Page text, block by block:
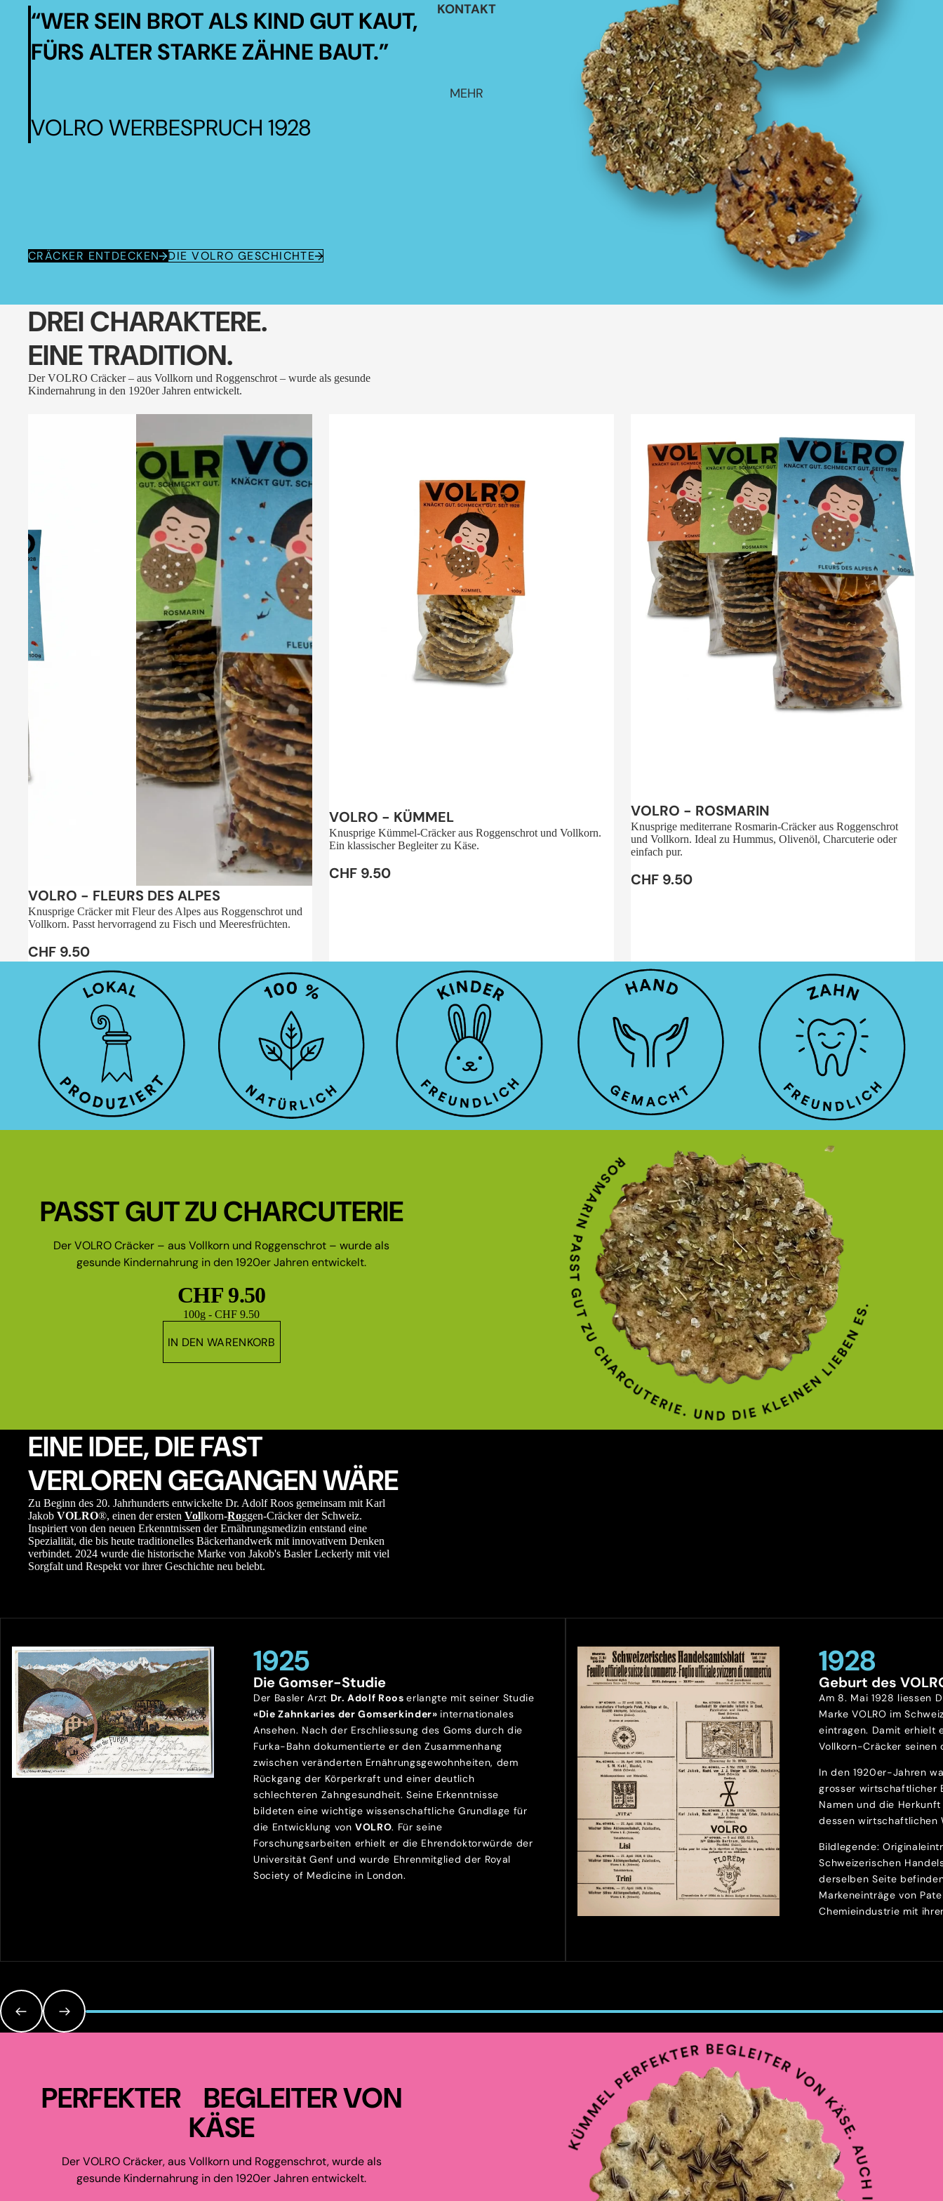
KONTAKT
MEHR
“WER SEIN BROT ALS KIND GUT KAUT,
FÜRS ALTER STARKE ZÄHNE BAUT.”
VOLRO WERBESPRUCH 1928
CRÄCKER ENTDECKEN DIE VOLRO GESCHICHTE
DREI CHARAKTERE.
EINE TRADITION.
Der VOLRO Cräcker – aus Vollkorn und Roggenschrot – wurde als gesunde
Kindernahrung in den 1920er Jahren entwickelt.
Sale
VOLRO - FLEURS DES ALPES
Knusprige Cräcker mit Fleur des Alpes aus Roggenschrot und
Vollkorn. Passt hervorragend zu Fisch und Meeresfrüchten.
CHF 9.50
VOLRO - KÜMMEL
Knusprige Kümmel-Cräcker aus Roggenschrot und Vollkorn.
Ein klassischer Begleiter zu Käse.
CHF 9.50
ROSMARIN
VOLRO - ROSMARIN
Knusprige mediterrane Rosmarin-Cräcker aus Roggenschrot
und Vollkorn. Ideal zu Hummus, Olivenöl, Charcuterie oder
einfach pur.
CHF 9.50
PASST GUT ZU CHARCUTERIE
Der VOLRO Cräcker – aus Vollkorn und Roggenschrot – wurde als
gesunde Kindernahrung in den 1920er Jahren entwickelt.
CHF 9.50
Grundpreis
100g - CHF 9.50
IN DEN WARENKORB
EINE IDEE, DIE FAST
VERLOREN GEGANGEN WÄRE
Zu Beginn des 20. Jahrhunderts entwickelte Dr. Adolf Roos gemeinsam mit Karl
Jakob VOLRO®, einen der ersten Vollkorn-Roggen-Cräcker der Schweiz.
Inspiriert von den neuen Erkenntnissen der Ernährungsmedizin entstand eine
Spezialität, die bis heute traditionelles Bäckerhandwerk mit innovativem Denken
verbindet. 2024 wurde die historische Marke von Jakob's Basler Leckerly mit viel
Sorgfalt und Respekt vor ihrer Geschichte neu belebt.
1925
Die Gomser-Studie
Der Basler Arzt Dr. Adolf Rooserlangte mit seiner Studie
«Die Zahnkaries der Gomserkinder» internationales
Ansehen. Nach der Erschliessung des Goms durch die
Furka-Bahn dokumentierte er den Zusammenhang
zwischen veränderten Ernährungsgewohnheiten, dem
Rückgang der Körperkraft und einer deutlich
schlechteren Zahngesundheit. Seine Erkenntnisse
bildeten eine wichtige wissenschaftliche Grundlage für
die Entwicklung vonVOLRO. Für seine
Forschungsarbeiten erhielt er die Ehrendoktorwürde der
Universität Genf und wurde Ehrenmitglied der Royal
Society of Medicine in London.
1928
Geburt des
Am 8. Mai 1928 liessen
Marke VOLRO im
eintragen. Damit erhielt
Vollkorn-Cräcker seinen
In den 1920er-Jahren
grosser wirtschaftlicher
Namen und die
dessen wirtschaftlichen
Bildlegende:
Schweizerischen
derselben Seite
Markeneinträge von
Chemieindustrie mit
PERFEKTER BEGLEITER VON
KÄSE
Der VOLRO Cräcker, aus Vollkorn und Roggenschrot, wurde als
gesunde Kindernahrung in den 1920er Jahren entwickelt.